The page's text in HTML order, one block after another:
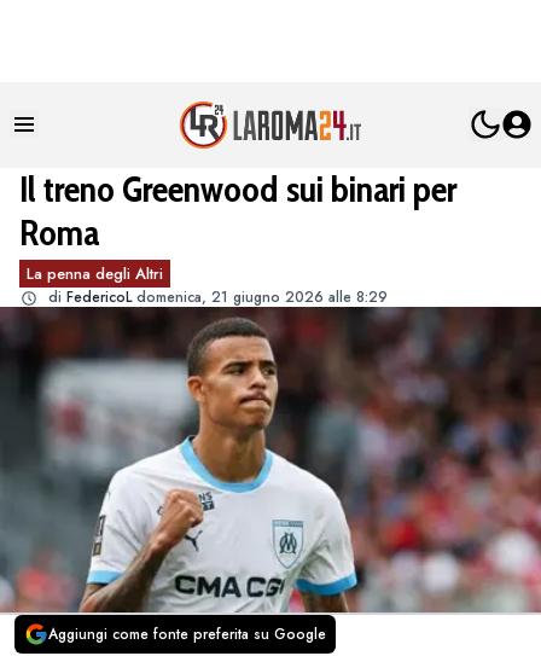
Il treno Greenwood sui binari per
Roma
La penna degli Altri
di FedericoL domenica, 21 giugno 2026 alle 8:29
Aggiungi come fonte preferita su Google